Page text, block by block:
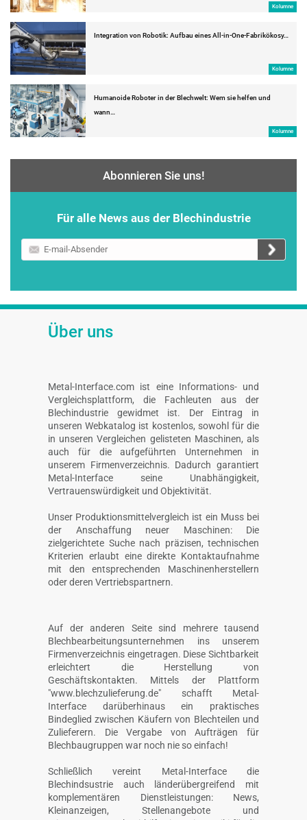
Kolumne
Integration von Robotik: Aufbau eines All-in-One-Fabrikökosy…
Kolumne
Humanoide Roboter in der Blechwelt: Wem sie helfen und
wann…
Kolumne
Abonnieren Sie uns!
Für alle News aus der Blechindustrie
E-
mail-
Über uns
Metal-Interface.com ist eine Informations- und
Vergleichsplattform, die Fachleuten aus der
Blechindustrie gewidmet ist. Der Eintrag in
unseren Webkatalog ist kostenlos, sowohl für die
in unseren Vergleichen gelisteten Maschinen, als
auch für die aufgeführten Unternehmen in
unserem Firmenverzeichnis. Dadurch garantiert
Metal-Interface seine Unabhängigkeit,
Vertrauenswürdigkeit und Objektivität.
Unser Produktionsmittelvergleich ist ein Muss bei
der Anschaffung neuer Maschinen: Die
zielgerichtete Suche nach präzisen, technischen
Kriterien erlaubt eine direkte Kontaktaufnahme
mit den entsprechenden Maschinenherstellern
oder deren Vertriebspartnern.
Auf der anderen Seite sind mehrere tausend
Blechbearbeitungsunternehmen ins unserem
Firmenverzeichnis eingetragen. Diese Sichtbarkeit
erleichtert die Herstellung von
Geschäftskontakten. Mittels der Plattform
"www.blechzulieferung.de" schafft Metal-
Interface darüberhinaus ein praktisches
Bindeglied zwischen Käufern von Blechteilen und
Zulieferern. Die Vergabe von Aufträgen für
Blechbaugruppen war noch nie so einfach!
Schließlich vereint Metal-Interface die
Blechindsustrie auch länderübergreifend mit
komplementären Dienstleistungen: News,
Kleinanzeigen, Stellenangebote und